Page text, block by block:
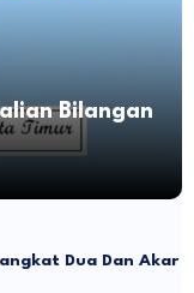
Bilangan
Dua Dan Akar